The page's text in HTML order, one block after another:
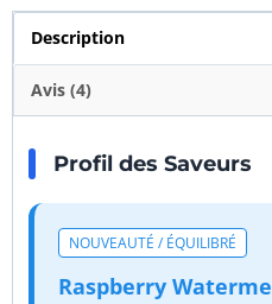
Description
Avis (4)
Profil des Saveurs
NOUVEAUTÉ / ÉQUILIBRÉ
Raspberry